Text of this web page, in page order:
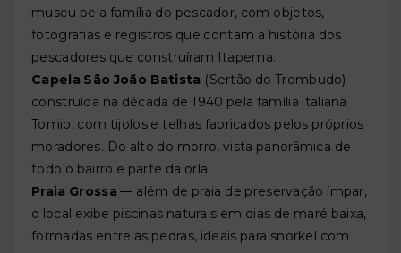
museu pela família do pescador, com objetos,
fotografias e registros que contam a história dos
pescadores que construíram Itapema.
Capela São João Batista (Sertão do Trombudo) —
construída na década de 1940 pela família italiana
Tomio, com tijolos e telhas fabricados pelos próprios
moradores. Do alto do morro, vista panorâmica de
todo o bairro e parte da orla.
Praia Grossa — além de praia de preservação ímpar,
o local exibe piscinas naturais em dias de maré baixa,
formadas entre as pedras, ideais para snorkel com